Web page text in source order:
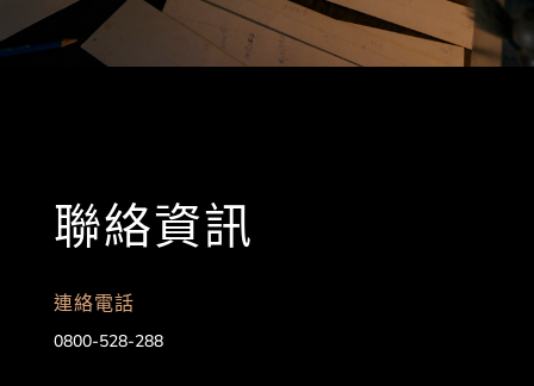
聯絡資訊
連絡電話
0800-528-288